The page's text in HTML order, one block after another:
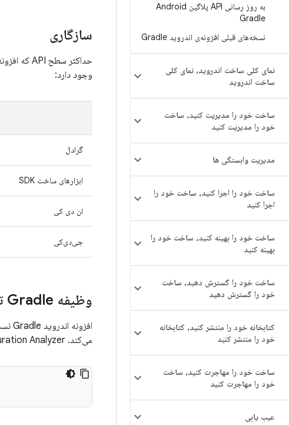
به روز رسانی API پلاگین Android
Gradle
نسخه‌های قبلی افزونه‌ی اندروید Gradle
نمای کلی ساخت اندروید، نمای کلی
ساخت اندروید
ساخت خود را مدیریت کنید، ساخت
خود را مدیریت کنید
مدیریت وابستگی ها
ساخت خود را اجرا کنید، ساخت خود را
اجرا کنید
ساخت خود را بهینه کنید، ساخت خود را
بهینه کنید
ساخت خود را گسترش دهید، ساخت
خود را گسترش دهید
کتابخانه خود را منتشر کنید، کتابخانه
خود را منتشر کنید
ساخت خود را مهاجرت کنید، ساخت
خود را مهاجرت کنید
عیب یابی
سازگاری
وجود دارد:
گرادل
ابزارهای ساخت SDK
ان دی کی
جی‌دی‌کی
وظیفه Gradle تحلیلگر پیکربندی مستقل R8
افزونه اندروید Gradle نسخه ۹.۳ یک وظیفه اختصاصی Gradle برای اجرای
می‌کند. R8 Configuration Analyzer به شما کمک می‌کند تا قوانین فشرده‌سازی و مبهم‌سازی کد برنامه خود را بهینه کنید.